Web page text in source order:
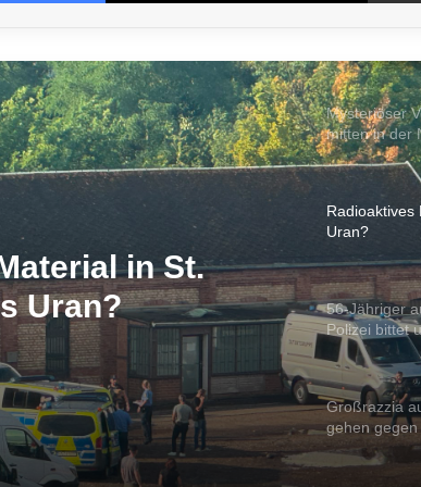
in St.
Uran?
Mysteriöser
mitten in der
Radioaktives
Uran?
56-Jähriger
Polizei bittet
Großrazzia
gehen
vor